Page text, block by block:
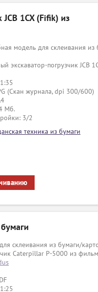
1CX (Fifik) из
модель для склеивания из
экскаватор-погрузчик JCB
(Скан журнала, dpi 300/600)
Мб.
3/2
техника из бумаги
склеивания из бумаги/
Caterpillar P-5000 из